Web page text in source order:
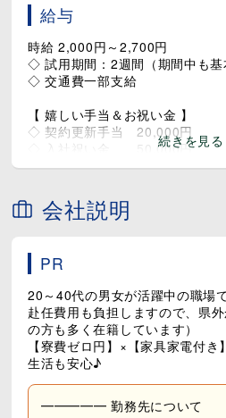
給与
続きを見る
時給 2,000円～2,700円
◇ 試用期間：2週間（期間中も基
◇ 交通費一部支給
【 嬉しい手当＆お祝い金 】
◇ 契約更新手当 20,000円
◇ 入社祝い金 50,000円
基本給：318,932円
…20時間×2500円＝50,000円
+ 深夜割増（22：00～翌5：00）
=【 月収：398,932円 】
◇ 8時間超えの法定外残業（2500
◇ 法定外休日出勤（2500円/時
◇ 法定休日出勤 （2700円/時間
◇ 深夜割増手当 （500円/時間
∟ 22：00～翌5：00
会社説明
PR
20～40代の男女が活躍中の職場
赴任費用も負担しますので、県
の方も多く在籍しています）
【寮費ゼロ円】×【家具家電付
生活も安心♪
━━━━━ 勤務先について